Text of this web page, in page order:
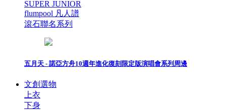
SUPER JUNIOR
flumpool 凡人譜
滾石聯名系列
五月天 - 諾亞方舟10週年進化復刻限定版演唱會系列周邊
文創選物
上衣
下身